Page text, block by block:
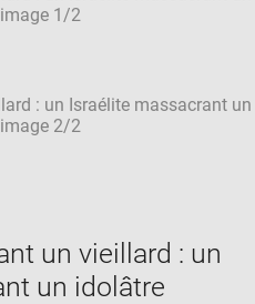
un vieillard : un
un idolâtre